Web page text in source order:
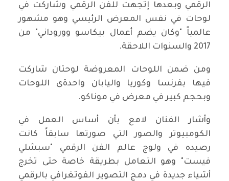
الرقمي وبعدها إتجهت للفن الرقمي وشاركت في
لوحات في نفس المعرض الرئيسي وهو مشهور
عالمياً "وكان يضم أعمال بيكاسو ووروداني" من
2017 والسنوات اللاحقة.
ومن ضمن اللوحات المعروضة لوحتان شاركت
فيها بفرنسا وكوريا واليابان واحدةى اللوحات
وبحجم كبير في معرض في موناكو.
وأشار الفنان لامع بأن أساس العمل في
الكومبيوتر والصور التي صورتها سابقاً كانت
رصيده في ولوج عالم الفن الرقمي "سبشلي
فيست" وهو التعامل بطريقة خاصة حتى تخرج
أشياء جديدة في دمج التصوير الفوتغرافي بالرقمي